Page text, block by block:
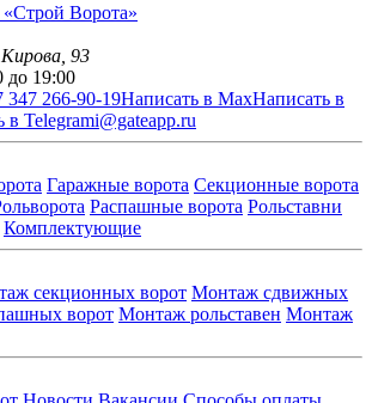
Ворота»
Кирова, 93
до 19:00
347 266-90-19Написать в MaxНаписать в
в Telegrami@gateapp.ru
Гаражные ворота Секционные ворота
Распашные ворота Рольставни
Комплектующие
секционных ворот Монтаж сдвижных
ворот Монтаж рольставен Монтаж